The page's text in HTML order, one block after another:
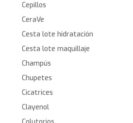
Cepillos
CeraVe
Cesta lote hidratación
Cesta lote maquillaje
Champús
Chupetes
Cicatrices
Clayenol